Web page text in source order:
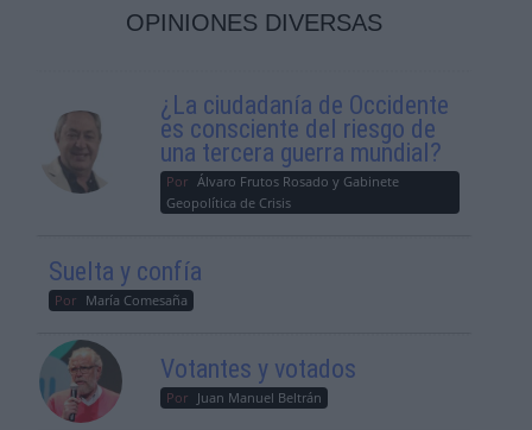
OPINIONES DIVERSAS
¿La ciudadanía de Occidente
es consciente del riesgo de
una tercera guerra mundial?
Por Álvaro Frutos Rosado y Gabinete
Geopolítica de Crisis
Suelta y confía
Por María Comesaña
Votantes y votados
Por Juan Manuel Beltrán